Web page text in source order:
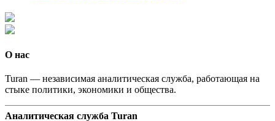
О нас
Turan — независимая аналитическая служба, работающая на
стыке политики, экономики и общества.
Аналитическая служба Turan